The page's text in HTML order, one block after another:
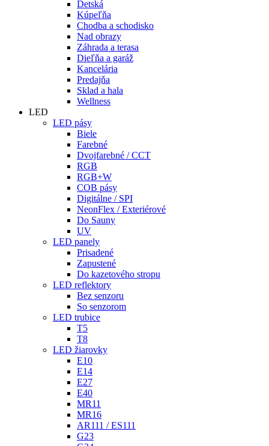
Detská
Kúpeľňa
Chodba a schodisko
Nad obrazy
Záhrada a terasa
Dieľňa a garáž
Kancelária
Predajňa
Sklad a hala
Wellness
LED
LED pásy
Biele
Farebné
Dvojfarebné / CCT
RGB
RGB+W
COB pásy
Digitálne / SPI
NeonFlex / Exteriérové
Do Sauny
UV
LED panely
Prisadené
Zapustené
Do kazetového stropu
LED reflektory
Bez senzoru
So senzorom
LED trubice
T5
T8
LED žiarovky
E10
E14
E27
E40
MR11
MR16
AR111 / ES111
G23